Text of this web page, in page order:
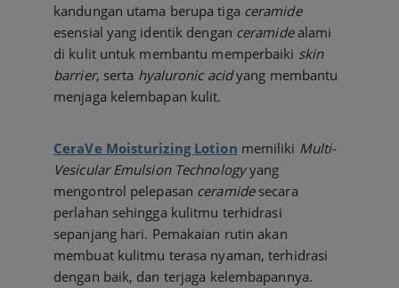
kandungan utama berupa tiga ceramide
esensial yang identik dengan ceramidealami
di kulit untuk membantu memperbaiki skin
barrier, serta hyaluronic acidyang membantu
menjaga kelembapan kulit.
CeraVe Moisturizing Lotion memiliki Multi-
Vesicular Emulsion Technologyyang
mengontrol pelepasan ceramidesecara
perlahan sehingga kulitmu terhidrasi
sepanjang hari. Pemakaian rutin akan
membuat kulitmu terasa nyaman, terhidrasi
dengan baik, dan terjaga kelembapannya.